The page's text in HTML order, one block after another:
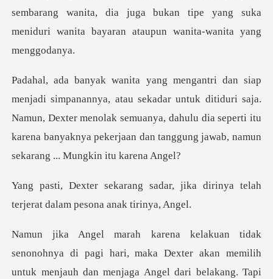
mbarang wanita, dia juga bukan tipe yang suka
meniduri
untuk ditiduri saja.
Namun, Dexter menolak semuanya, dahulu dia seperti itu
karena
r, jika dirinya telah
terjerat d
pagi hari, maka Dexter akan memilih
untuk menjauh dan menja